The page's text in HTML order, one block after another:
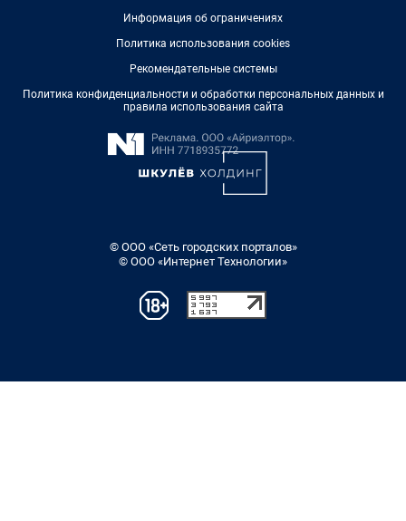
Информация об ограничениях
Политика использования cookies
Рекомендательные системы
Политика конфиденциальности и обработки персональных данных и
правила использования сайта
© ООО «Сеть городских порталов»
© ООО «Интернет Технологии»